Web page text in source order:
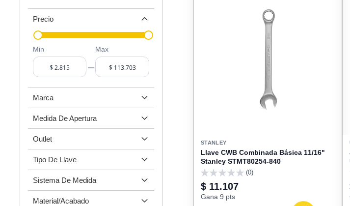
STANLEY
Llave CWB Combinada Básica 11/16"
Stanley STMT80254-840
(0)
$ 11.107
Gana 9 pts
Precio
Min
–
Max
Marca
Medida De Apertura
Outlet
Tipo De Llave
Sistema De Medida
Material/Acabado